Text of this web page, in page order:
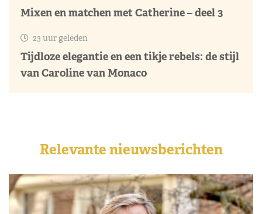
Mixen en matchen met Catherine – deel 3
23 uur geleden
Tijdloze elegantie en een tikje rebels: de stijl
van Caroline van Monaco
Relevante nieuwsberichten